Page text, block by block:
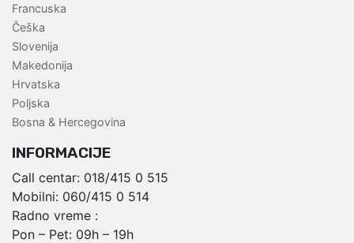
Francuska
Češka
Slovenija
Makedonija
Hrvatska
Poljska
Bosna & Hercegovina
INFORMACIJE
Call centar: 018/415 0 515
Mobilni: 060/415 0 514
Radno vreme :
Pon – Pet: 09h – 19h